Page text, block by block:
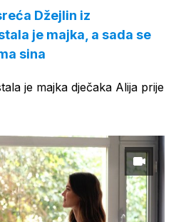
Džejlin iz
je majka, a sada se
sina
je majka dječaka Alija prije